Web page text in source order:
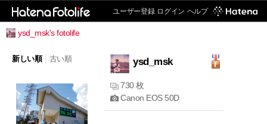
ユーザー登録 ログイン ヘルプ
ysd_msk's fotolife
新しい順 古い順 ysd_msk
730 枚
Canon EOS 50D